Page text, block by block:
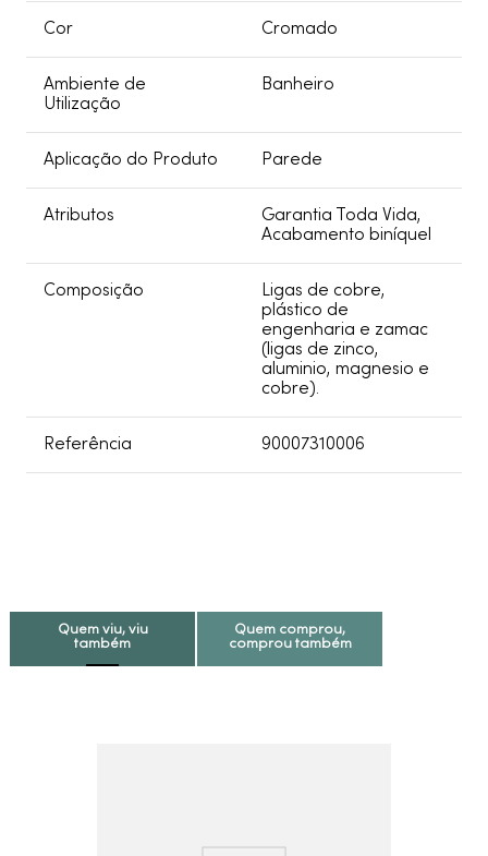
Cor Cromado
Ambiente de
Utilização
Banheiro
Aplicação do Produto Parede
Atributos
Garantia Toda Vida,
Acabamento biníquel
Composição
Ligas de cobre,
plástico de
engenharia e zamac
(ligas de zinco,
aluminio, magnesio e
cobre).
Referência 90007310006
Quem viu, viu
também
Quem comprou,
comprou também